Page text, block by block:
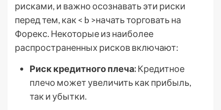
рисками, и важно осознавать эти риски
перед тем, как < b >начать торговать на
Форекс. Некоторые из наиболее
распространенных рисков включают:
Риск кредитного плеча:Кредитное
плечо может увеличить как прибыль,
так и убытки.